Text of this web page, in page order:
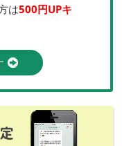
は500円UPキ